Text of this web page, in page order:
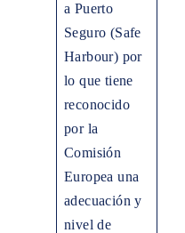
a Puerto
Seguro (Safe
Harbour) por
lo que tiene
reconocido
por la
Comisión
Europea una
adecuación y
nivel de